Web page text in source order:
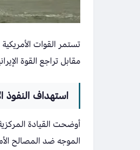
تستمر القوات
مقابل تراجع القوة
استهداف النفوذ
أوضحت القيادة
الموجه ضد المصالح